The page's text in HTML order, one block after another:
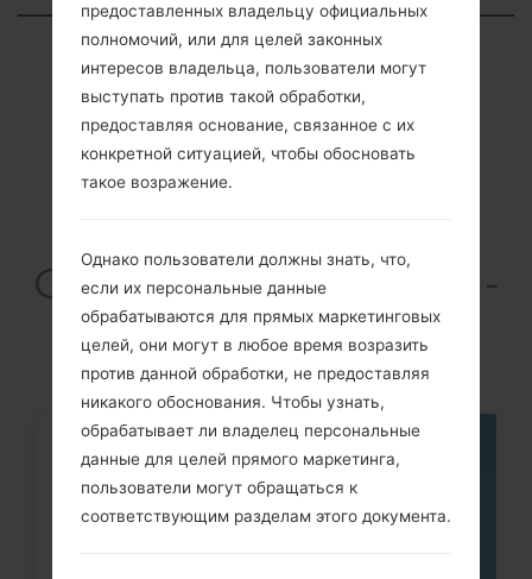
Showing 1 to 50 of 67 entries
Previous 1 2 Next
G850M(Samsung SM-
G850M) akaGalaxy
Alpha
предоставленных владельцу официальных
полномочий, или для целей законных
интересов владельца, пользователи могут
выступать против такой обработки,
предоставляя основание, связанное с их
конкретной ситуацией, чтобы обосновать
такое возражение.
Однако пользователи должны знать, что,
если их персональные данные
обрабатываются для прямых маркетинговых
целей, они могут в любое время возразить
против данной обработки, не предоставляя
никакого обоснования. Чтобы узнать,
обрабатывает ли владелец персональные
данные для целей прямого маркетинга,
пользователи могут обращаться к
соответствующим разделам этого документа.